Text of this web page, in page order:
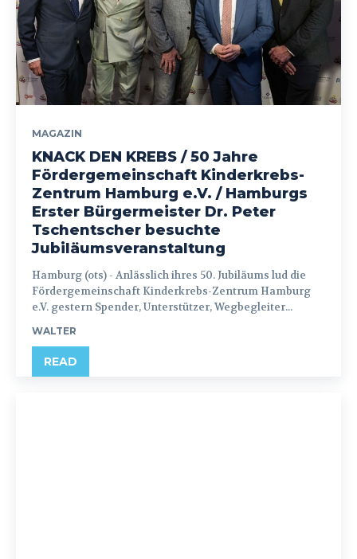
MAGAZIN
KNACK DEN KREBS / 50 Jahre
Fördergemeinschaft Kinderkrebs-
Zentrum Hamburg e.V. / Hamburgs
Erster Bürgermeister Dr. Peter
Tschentscher besuchte
Jubiläumsveranstaltung
Hamburg (ots) - Anlässlich ihres 50. Jubiläums lud die
Fördergemeinschaft Kinderkrebs-Zentrum Hamburg
e.V. gestern Spender, Unterstützer, Wegbegleiter...
WALTER
READ